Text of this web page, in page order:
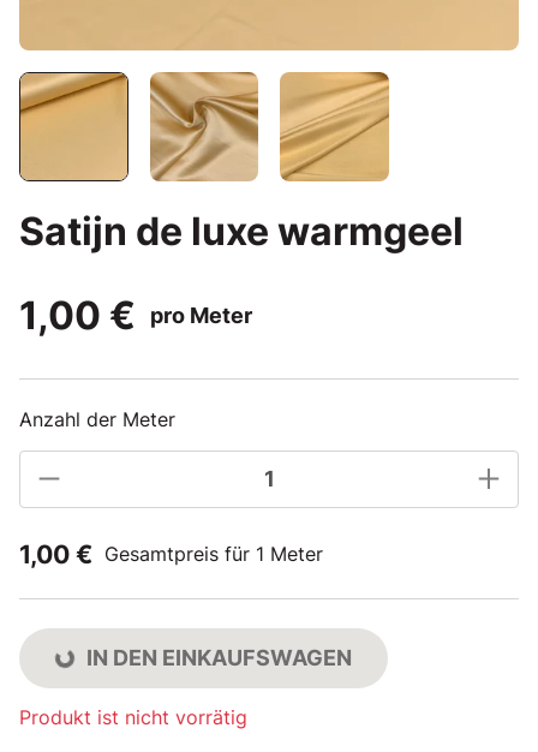
Satijn de luxe warmgeel
1,00 €
pro Meter
Anzahl der Meter
1,00 € Gesamtpreis für 1 Meter
IN DEN EINKAUFSWAGEN
Produkt ist nicht vorrätig